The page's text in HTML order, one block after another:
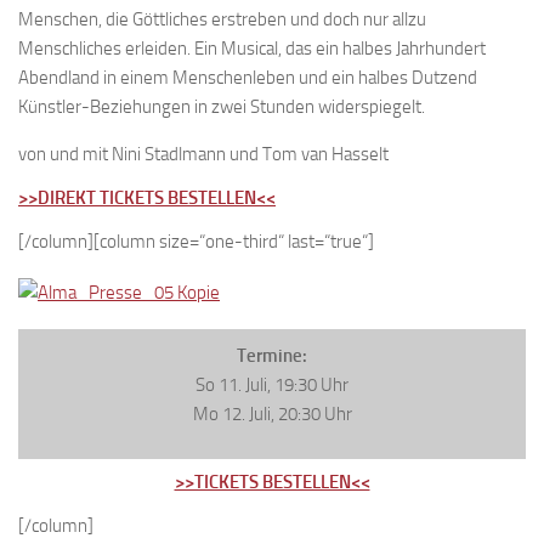
Menschen, die Göttliches erstreben und doch nur allzu
Menschliches erleiden. Ein Musical, das ein halbes Jahrhundert
Abendland in einem Menschenleben und ein halbes Dutzend
Künstler-Beziehungen in zwei Stunden widerspiegelt.
von und mit Nini Stadlmann und Tom van Hasselt
>>DIREKT TICKETS BESTELLEN<<
[/column][column size=“one-third“ last=“true“]
Termine:
So 11. Juli, 19:30 Uhr
Mo 12. Juli, 20:30 Uhr
>>TICKETS BESTELLEN<<
[/column]